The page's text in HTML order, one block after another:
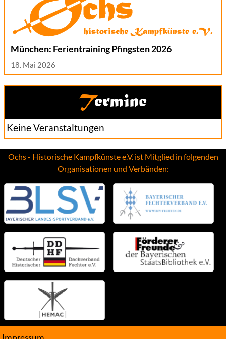
München: Ferientraining Pfingsten 2026
18. Mai 2026
Termine
Keine Veranstaltungen
Ochs - Historische Kampfkünste e.V. ist Mitglied in folgenden
Organisationen und Verbänden: